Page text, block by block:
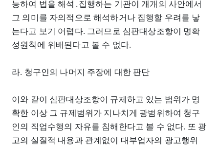
능하여 법을 해석․집행하는 기관이 개개의 사안에서
그 의미를 자의적으로 해석하거나 집행할 우려를 낳
는다고 보기 어렵다. 그러므로 심판대상조항이 명확
성원칙에 위배된다고 볼 수 없다.
라. 청구인의 나머지 주장에 대한 판단
이와 같이 심판대상조항이 규제하고 있는 범위가 명
확한 이상 그 규제범위가 지나치게 광범위하여 청구
인의 직업수행의 자유를 침해한다고 볼 수 없다. 또 광
고의 실질적 내용과 관계없이 대부업자의 광고행위